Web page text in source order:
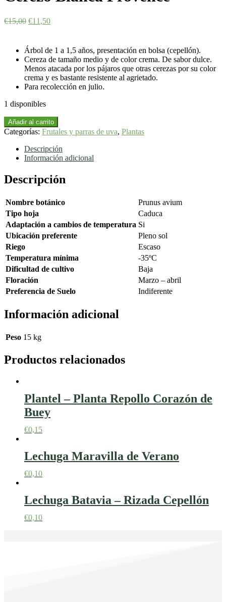
€15,00 €11,50
Árbol de 1 a 1,5 años, presentación en bolsa (cepellón).
Cereza de tamaño medio y de color crema. De sabor dulce.
Menos atacada por los pájaros que otras cerezas por su color
crema y es bastante resistente al agrietado.
Para recolección en julio.
1 disponibles
Cerezo
Blanca
Provence
cantidad
Añadir al carrito
Categorías: Frutales y parras de uva, Plantas
Descripción
Información adicional
Descripción
Nombre botánico
Prunus avium
Tipo hoja
Caduca
Adaptación a cambios de temperatura Si
Ubicación preferente
Pleno sol
Riego
Escaso
Temperatura mínima
-35ºC
Dificultad de cultivo
Baja
Floración
Marzo – abril
Preferencia de Suelo
Indiferente
Información adicional
Peso 15 kg
Productos relacionados
Plantel – Planta Repollo Corazón de
Buey
€0,15
Lechuga Maravilla de Verano
€0,10
Lechuga Batavia – Rizada Cepellón
€0,10